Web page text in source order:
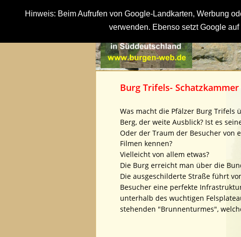
Hinweis: Beim Aufrufen von Google-Landkarten, Werbung
verwenden. Ebenso setzt Google
Burg Trifels-
Was macht die Pfälzer Burg Trifels
Berg, der weite Ausblick? Ist es
Oder der Traum der Besucher von
Filmen kennen?
Vielleicht von allem etwas?
Die Burg erreicht man über die
Die ausgeschilderte Straße führt
Besucher eine perfekte
unterhalb des wuchtigen
stehenden "Brunnenturmes",